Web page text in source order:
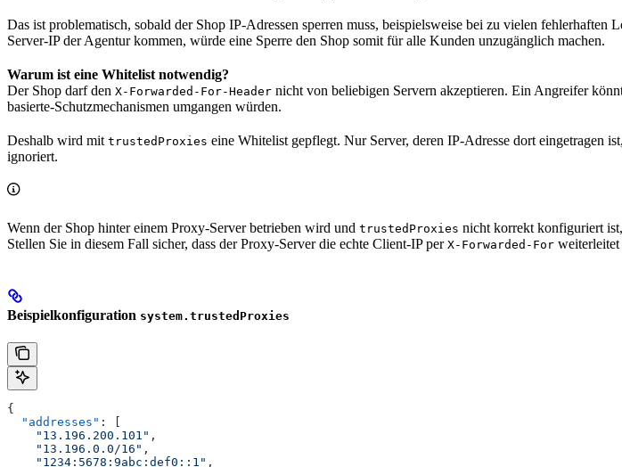
Das ist problematisch, sobald der Shop IP-Adressen sperren muss, beispielsweise bei zu vielen
Server-IP der Agentur kommen, würde eine Sperre den Shop somit für alle Kunden unzugänglich machen.
Warum ist eine Whitelist notwendig?
Der Shop darf den X-Forwarded-For-Header nicht von beliebigen Servern akzeptieren. Ein Angreifer
basierte-Schutzmechanismen umgangen würden.
Deshalb wird mit trustedProxies eine Whitelist gepflegt. Nur Server, deren IP-Adresse dort eingetragen
ignoriert.
Wenn der Shop hinter einem Proxy-Server betrieben wird und trustedProxies nicht korrekt konfiguriert
Stellen Sie in diesem Fall sicher, dass der Proxy-Server die echte Client-IP per X-Forwarded-For weiterleitet
Beispielkonfiguration system.trustedProxies
{
  "addresses"
: [
    "13.196.200.101"
,
    "13.196.0.0/16"
,
    "1234:5678:9abc:def0::1"
,